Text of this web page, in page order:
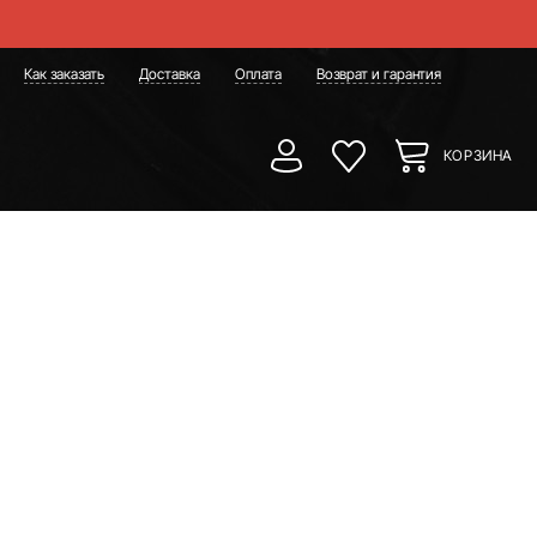
Как заказать Доставка Оплата Возврат и гарантия
КОРЗИНА